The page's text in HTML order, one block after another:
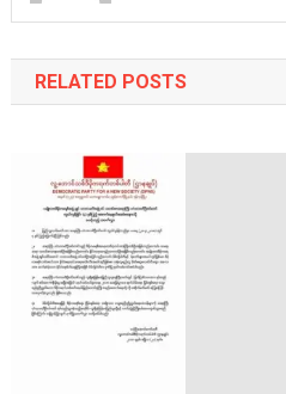
RELATED POSTS